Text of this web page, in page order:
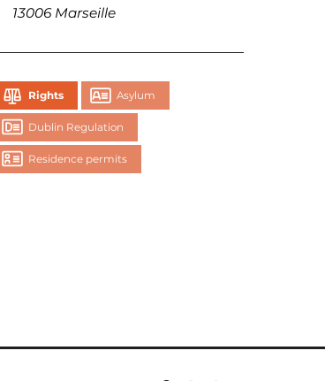
13006 Marseille
Rights Asylum
Dublin Regulation
Residence permits